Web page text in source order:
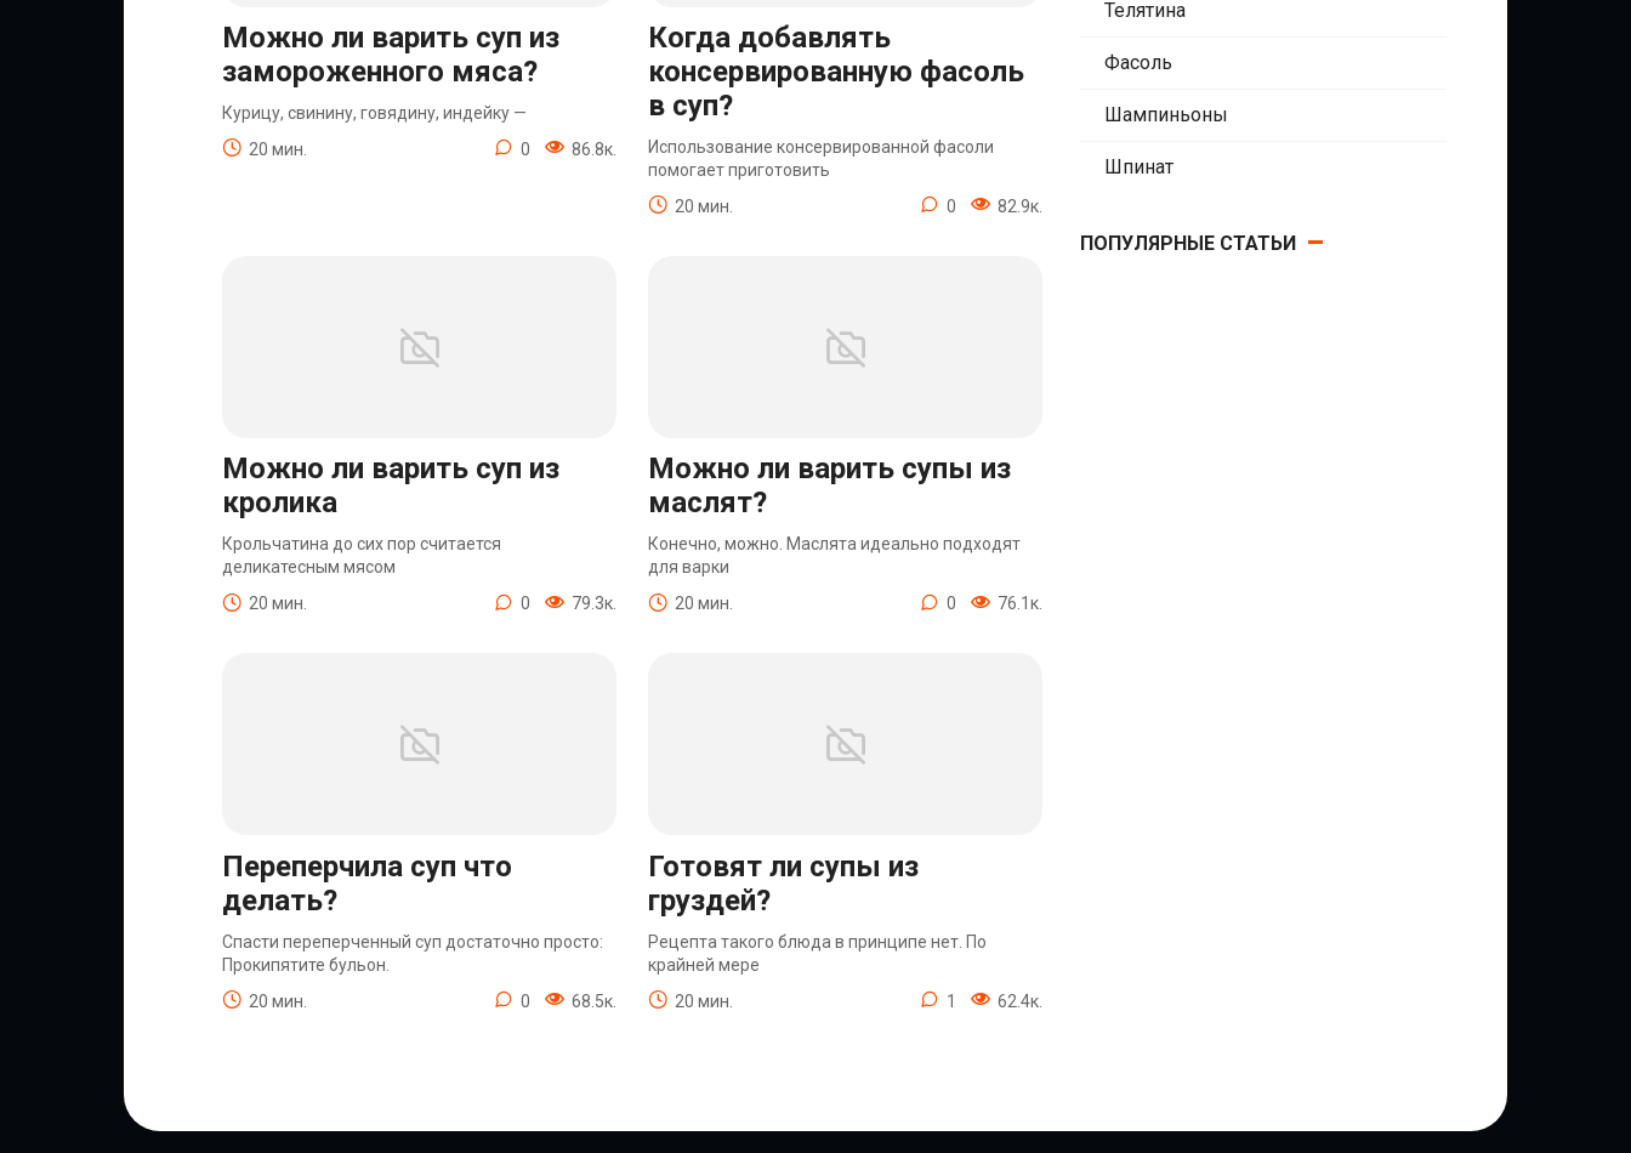
Можно ли варить суп из
замороженного мяса?
Курицу, свинину, говядину, индейку —
20 мин.
0 86.8к.
Когда добавлять
консервированную фасоль
в суп?
Использование консервированной фасоли
помогает приготовить
20 мин.
0 82.9к.
Можно ли варить суп из
кролика
Крольчатина до сих пор считается
деликатесным мясом
20 мин.
0 79.3к.
Можно ли варить супы из
маслят?
Конечно, можно. Маслята идеально подходят
для варки
20 мин.
0 76.1к.
Переперчила суп что
делать?
Спасти переперченный суп достаточно просто:
Прокипятите бульон.
20 мин.
0 68.5к.
Готовят ли супы из
груздей?
Рецепта такого блюда в принципе нет. По
крайней мере
20 мин.
1 62.4к.
Телятина
Фасоль
Шампиньоны
Шпинат
ПОПУЛЯРНЫЕ СТАТЬИ